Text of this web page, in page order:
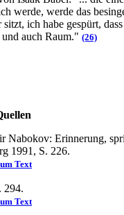
werde, werde das
sitzt, ich habe gespürt,
auch Raum." (26)
Nabokov: Erinnerung,
1991, S. 226.
Text
294.
Text